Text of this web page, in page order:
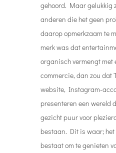
gehoord. Maar gelukkig
anderen die het geen
daarop opmerkzaam te
merk was dat
organisch vermengt met
commercie, dan zou dat
website, Instagram-
presenteren een wereld
gezicht puur voor
bestaan. Dit is waar;
bestaat om te genieten